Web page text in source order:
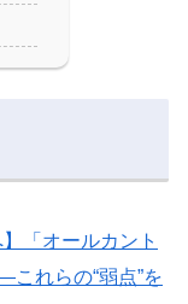
「オールカント
れらの“弱点”を